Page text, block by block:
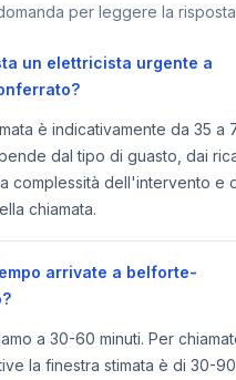
per leggere la
un elettricista urgente a
è indicativamente da 35 a
dal tipo di guasto, dai
complessità dell'intervento e
chiamata.
arrivate a belforte-
a 30-60 minuti. Per
la finestra stimata è di 30-90